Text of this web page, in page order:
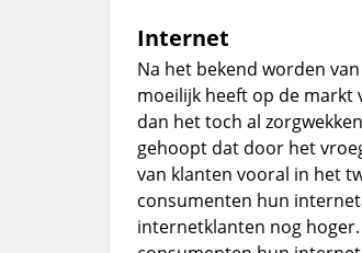
Internet
Na het bekend worden
moeilijk heeft op de markt
dan het toch al
gehoopt dat door het
van klanten vooral in het
consumenten hun
internetklanten nog